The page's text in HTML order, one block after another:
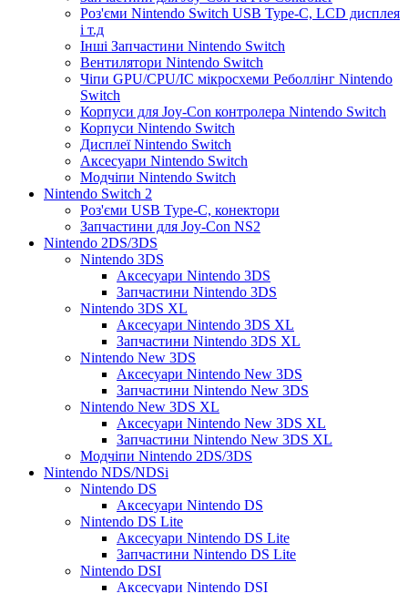
Роз'єми Nintendo Switch USB Type-C, LCD дисплея
і т.д
Інші Запчастини Nintendo Switch
Вентилятори Nintendo Switch
Чіпи GPU/CPU/IC мікросхеми Реболлінг Nintendo
Switch
Корпуси для Joy-Con контролера Nintendo Switch
Корпуси Nintendo Switch
Дисплеї Nintendo Switch
Аксесуари Nintendo Switch
Модчіпи Nintendo Switch
Nintendo Switch 2
Роз'єми USB Type-C, конектори
Запчастини для Joy-Con NS2
Nintendo 2DS/3DS
Nintendo 3DS
Аксесуари Nintendo 3DS
Запчастини Nintendo 3DS
Nintendo 3DS XL
Аксесуари Nintendo 3DS XL
Запчастини Nintendo 3DS XL
Nintendo New 3DS
Аксесуари Nintendo New 3DS
Запчастини Nintendo New 3DS
Nintendo New 3DS XL
Аксесуари Nintendo New 3DS XL
Запчастини Nintendo New 3DS XL
Модчіпи Nintendo 2DS/3DS
Nintendo NDS/NDSi
Nintendo DS
Аксесуари Nintendo DS
Nintendo DS Lite
Аксесуари Nintendo DS Lite
Запчастини Nintendo DS Lite
Nintendo DSI
Аксесуари Nintendo DSI